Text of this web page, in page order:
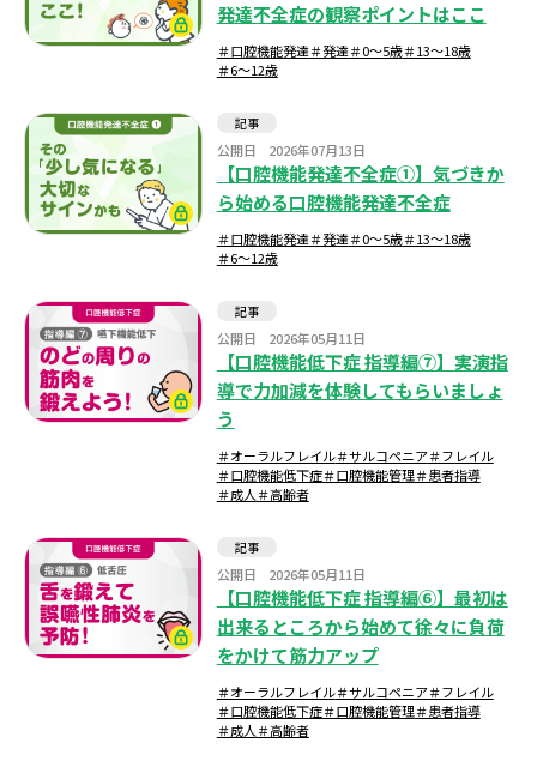
絞り込む
発達不全症の観察ポイントはここ
＃口腔機能発達＃発達＃0～5歳＃13～18歳
＃6～12歳
記事
公開日 2026年07月13日
【口腔機能発達不全症①】気づきか
ら始める口腔機能発達不全症
＃口腔機能発達＃発達＃0～5歳＃13～18歳
＃6～12歳
記事
公開日 2026年05月11日
【口腔機能低下症 指導編⑦】実演指
導で力加減を体験してもらいましょ
う
＃オーラルフレイル＃サルコペニア＃フレイル
＃口腔機能低下症＃口腔機能管理＃患者指導
＃成人＃高齢者
記事
公開日 2026年05月11日
【口腔機能低下症 指導編⑥】最初は
出来るところから始めて徐々に負荷
をかけて筋力アップ
＃オーラルフレイル＃サルコペニア＃フレイル
＃口腔機能低下症＃口腔機能管理＃患者指導
＃成人＃高齢者